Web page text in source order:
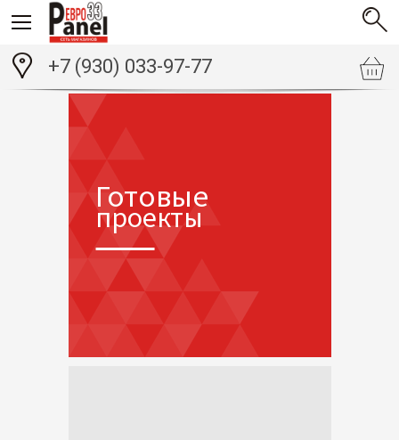
+7 (930) 033-97-77
Готовые
проекты